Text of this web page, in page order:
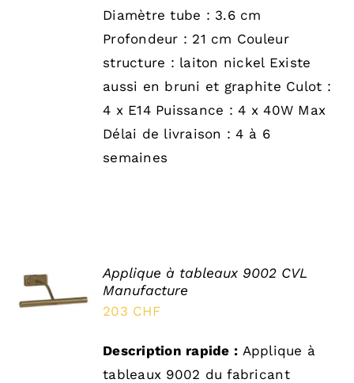
Diamètre tube : 3.6 cm
Profondeur : 21 cm Couleur
structure : laiton nickel Existe
aussi en bruni et graphite Culot :
4 x E14 Puissance : 4 x 40W Max
Délai de livraison : 4 à 6
semaines
SELECT
OPTIONS
/
Applique à tableaux 9002 CVL
Manufacture
203 CHF
Description rapide : Applique à
tableaux 9002 du fabricant